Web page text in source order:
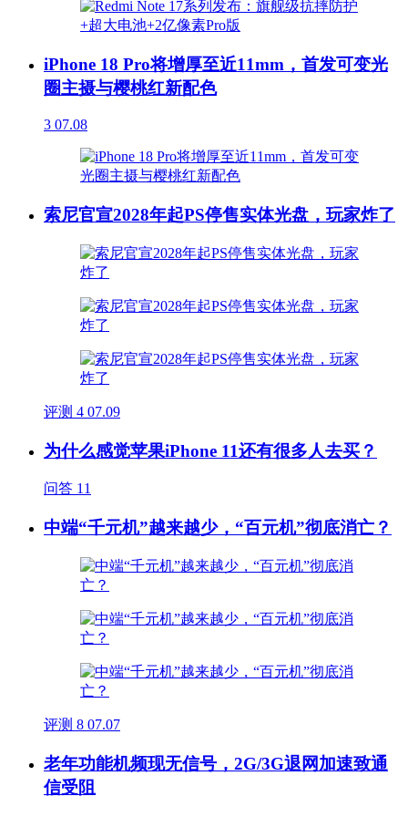
iPhone 18 Pro将增厚至近11mm，首发可变光
圈主摄与樱桃红新配色
3 07.08
索尼官宣2028年起PS停售实体光盘，玩家炸了
评测 4 07.09
为什么感觉苹果iPhone 11还有很多人去买？
问答 11
中端“千元机”越来越少，“百元机”彻底消亡？
评测 8 07.07
老年功能机频现无信号，2G/3G退网加速致通
信受阻